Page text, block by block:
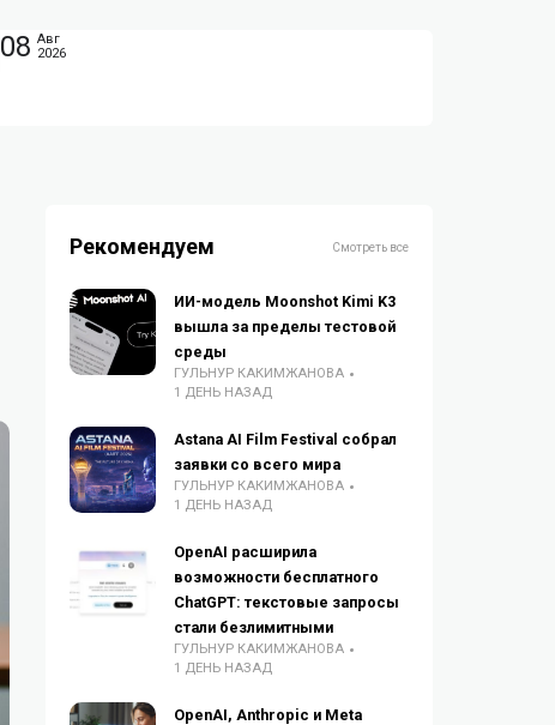
08 Авг
2026
Рекомендуем Смотреть все
ИИ-модель Moonshot Kimi K3
вышла за пределы тестовой
среды
ГУЛЬНУР КАКИМЖАНОВА
1 ДЕНЬ НАЗАД
Astana AI Film Festival собрал
заявки со всего мира
ГУЛЬНУР КАКИМЖАНОВА
1 ДЕНЬ НАЗАД
OpenAI расширила
возможности бесплатного
ChatGPT: текстовые запросы
стали безлимитными
ГУЛЬНУР КАКИМЖАНОВА
1 ДЕНЬ НАЗАД
OpenAI, Anthropic и Meta